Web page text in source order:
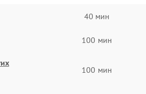
40 мин
100 мин
100 мин